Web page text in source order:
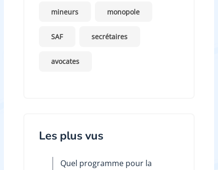
mineurs monopole
SAF secrétaires
avocates
Les plus vus
Quel programme pour la